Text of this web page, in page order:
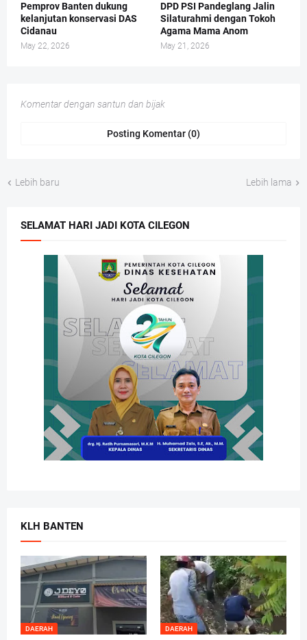
Pemprov Banten dukung
kelanjutan konservasi DAS
Cidanau
May 22, 2026
DPD PSI Pandeglang Jalin
Silaturahmi dengan Tokoh
Agama Mama Anom
May 21, 2026
Komentar dengan santun dan bijak
Posting Komentar (0)
Lebih baru Lebih lama
SELAMAT HARI JADI KOTA CILEGON
KLH BANTEN
DAERAH DAERAH